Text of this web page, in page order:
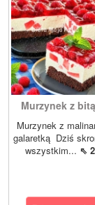
Murzynek z
Murzynek z
galaretką Dziś
wszystkim... ⇖